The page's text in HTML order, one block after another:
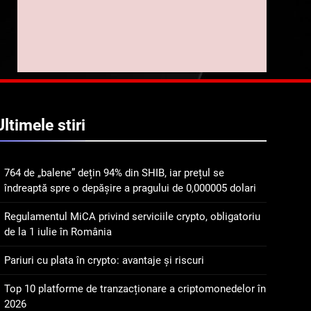
trasabilitatea cafelei
îndreaptă spre o depășire
dolari
2
Regulamentul MiCA
privind serviciile crypto,
obligatoriu de la 1 iulie în
Pariuri cu plata în crypto:
avantaje și riscuri
stiri
764 de „balene” dețin 94% din SHIB, iar prețul se
îndreaptă spre o depășire a pragului de 0,000005 dolari
Regulamentul MiCA privind serviciile crypto, obligatoriu
de la 1 iulie în România
Pariuri cu plata în crypto: avantaje și riscuri
Top 10 platforme de tranzacționare a criptomonedelor în
2026